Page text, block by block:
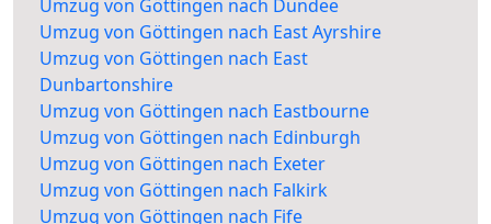
Umzug von Göttingen nach Dundee
Umzug von Göttingen nach East Ayrshire
Umzug von Göttingen nach East
Dunbartonshire
Umzug von Göttingen nach Eastbourne
Umzug von Göttingen nach Edinburgh
Umzug von Göttingen nach Exeter
Umzug von Göttingen nach Falkirk
Umzug von Göttingen nach Fife